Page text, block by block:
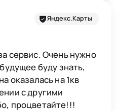
Яндекс.Карты
сервис. Очень нужно
буду знать,
оказалась на 1кв
с другими
процветайте!!!